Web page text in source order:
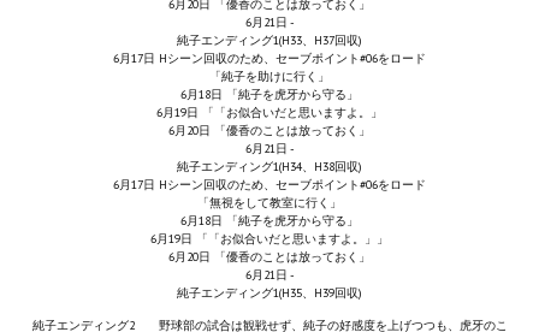
Manga List
PC 12-17
6月20日 「優香のことは放っておく」
6月21日 -
純子エンディング1(H33、H37回収)
6月17日 Hシーン回収のため、セーブポイント#06をロード
「純子を助けに行く」
6月18日 「純子を虎牙から守る」
6月19日 「「お似合いだと思いますよ。」
6月20日 「優香のことは放っておく」
6月21日 -
純子エンディング1(H34、H38回収)
6月17日 Hシーン回収のため、セーブポイント#06をロード
「無視をして教室に行く」
6月18日 「純子を虎牙から守る」
6月19日 「「お似合いだと思いますよ。」」
6月20日 「優香のことは放っておく」
6月21日 -
純子エンディング1(H35、H39回収)
純子エンディング2 野球部の試合は観戦せず、純子の好感度を上げつつも、虎牙のこ